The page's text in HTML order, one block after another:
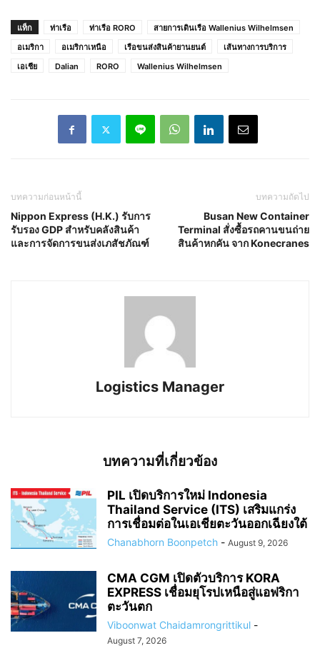
แท็ก ท่าเรือ ท่าเรือ RORO
สายการเดินเรือ Wallenius Wilhelmsen
อเมริกา
อเมริกาเหนือ เรือขนส่งสินค้ายานยนต์
เส้นทางการบริการ
เอเชีย
Dalian RORO Wallenius Wilhelmsen
บทความก่อนหน้านี้
Nippon Express (H.K.) รับการ
รับรอง GDP สำหรับคลังสินค้า
และการจัดการขนส่งเภสัชภัณฑ์
บทความถัดไป
Busan New Container
Terminal สั่งซื้อรถคานขนถ่าย
สินค้าหกคัน จาก Konecranes
Logistics Manager
บทความที่เกี่ยวข้อง
PIL เปิดบริการใหม่ Indonesia
Thailand Service (ITS) เสริมแกร่ง
การเชื่อมต่อในเอเชียตะวันออกเฉียงใต้
Chanabhorn Boonpetch - August 9, 2026
CMA CGM เปิดตัวบริการ KORA
EXPRESS เชื่อมยุโรปเหนือสู่แอฟริกา
ตะวันตก
Viboonwat Chaidamrongrittikul -
August 7, 2026